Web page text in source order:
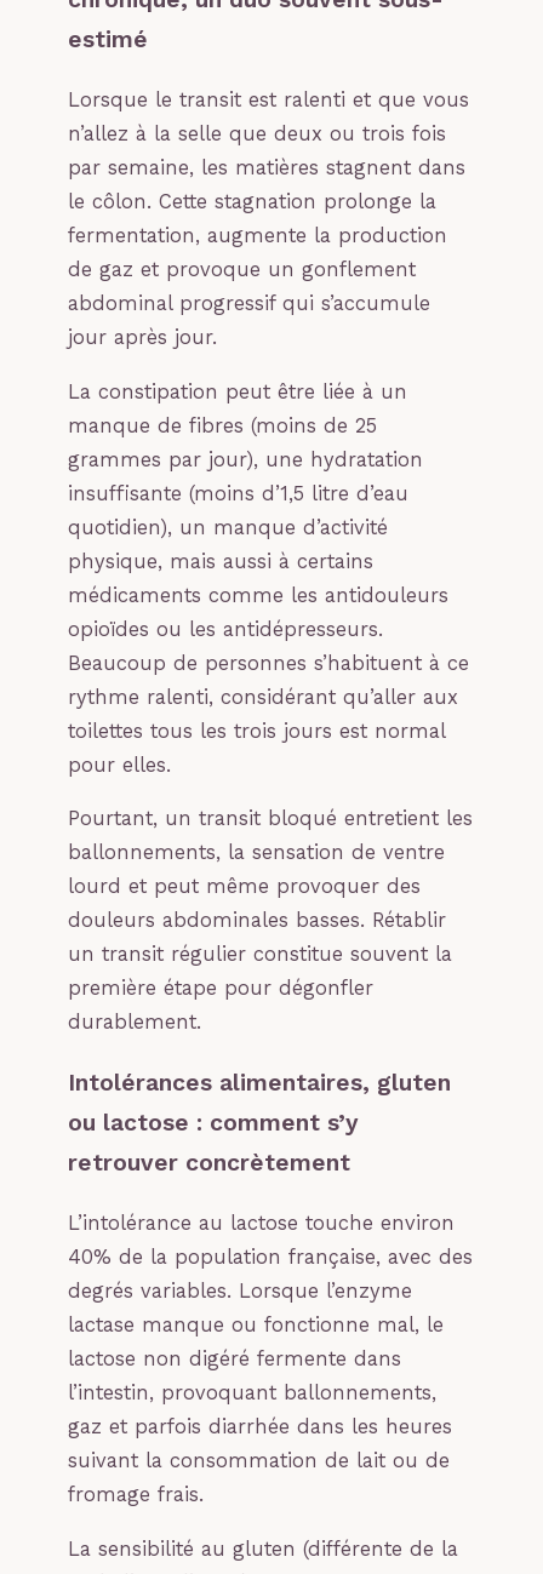
estimé
Lorsque le transit est ralenti et que vous
n’allez à la selle que deux ou trois fois
par semaine, les matières stagnent dans
le côlon. Cette stagnation prolonge la
fermentation, augmente la production
de gaz et provoque un gonflement
abdominal progressif qui s’accumule
jour après jour.
La constipation peut être liée à un
manque de fibres (moins de 25
grammes par jour), une hydratation
insuffisante (moins d’1,5 litre d’eau
quotidien), un manque d’activité
physique, mais aussi à certains
médicaments comme les antidouleurs
opioïdes ou les antidépresseurs.
Beaucoup de personnes s’habituent à ce
rythme ralenti, considérant qu’aller aux
toilettes tous les trois jours est normal
pour elles.
Pourtant, un transit bloqué entretient les
ballonnements, la sensation de ventre
lourd et peut même provoquer des
douleurs abdominales basses. Rétablir
un transit régulier constitue souvent la
première étape pour dégonfler
durablement.
Intolérances alimentaires, gluten
ou lactose : comment s’y
retrouver concrètement
L’intolérance au lactose touche environ
40% de la population française, avec des
degrés variables. Lorsque l’enzyme
lactase manque ou fonctionne mal, le
lactose non digéré fermente dans
l’intestin, provoquant ballonnements,
gaz et parfois diarrhée dans les heures
suivant la consommation de lait ou de
fromage frais.
La sensibilité au gluten (différente de la